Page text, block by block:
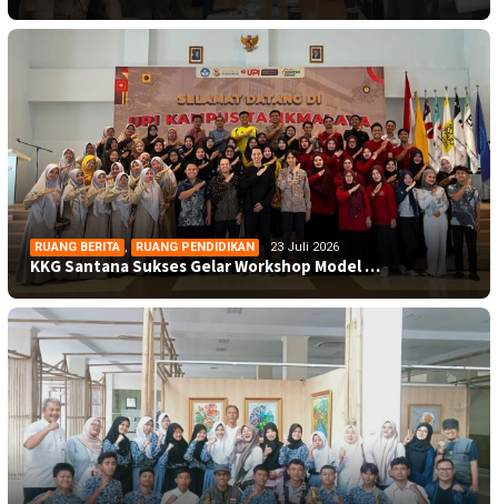
RUANG BERITA , RUANG PENDIDIKAN 23 Juli 2026
KKG Santana Sukses Gelar Workshop Model …